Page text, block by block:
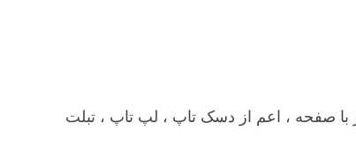
صفحه ، اعم از دسک تاپ ، لپ تاپ ، تبلت